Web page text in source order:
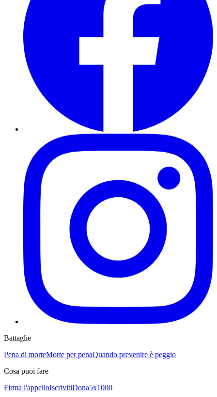
Battaglie
Pena di morteMorte per penaQuando prevenire è peggio
Cosa puoi fare
Firma l'appelloIscrivitiDona5x1000